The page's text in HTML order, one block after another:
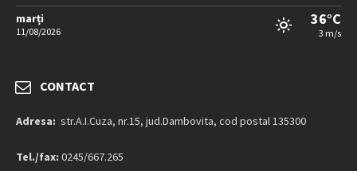
marți
11/08/2026
36°C
3 m/s
CONTACT
Adresa: str.A.I.Cuza, nr.15, jud.Dambovita, cod postal 135300
Tel./fax: 0245/667.265